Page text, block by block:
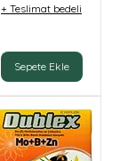
+ Teslimat bedeli
Sepete Ekle